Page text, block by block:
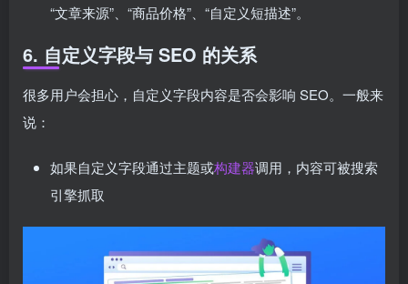
“文章来源”、“商品价格”、“自定义短描述”。
6. 自定义字段与 SEO 的关系
很多用户会担心，自定义字段内容是否会影响 SEO。一般来
说：
如果自定义字段通过主题或构建器调用，内容可被搜索
引擎抓取